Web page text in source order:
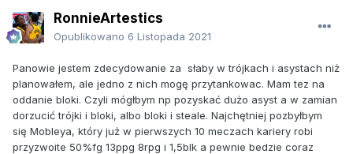
RonnieArtestics
Opublikowano 6 Listopada 2021
Panowie jestem zdecydowanie za słaby w trójkach i asystach niż
planowałem, ale jedno z nich mogę przytankowac. Mam tez na
oddanie bloki. Czyli mógłbym np pozyskać dużo asyst a w zamian
dorzucić trójki i bloki, albo bloki i steale. Najchętniej pozbyłbym
się Mobleya, który już w pierwszych 10 meczach kariery robi
przyzwoite 50%fg 13ppg 8rpg i 1,5blk a pewnie bedzie coraz